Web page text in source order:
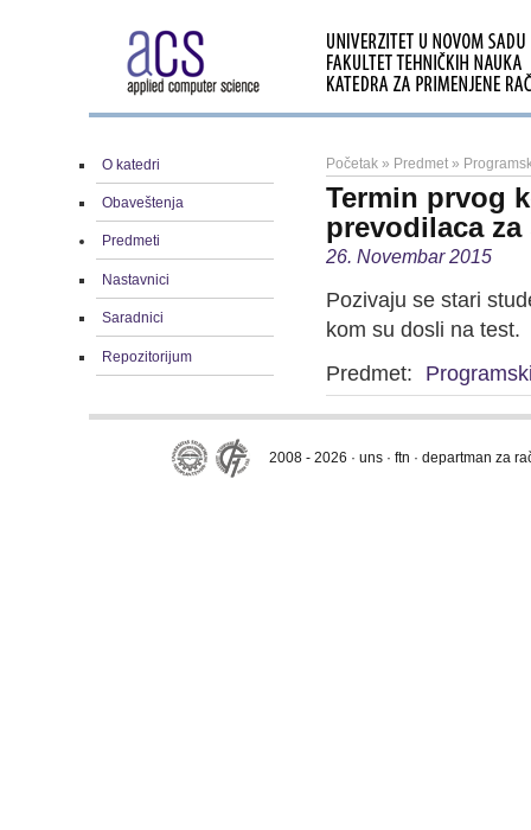
O katedri
Obaveštenja
Predmeti
Nastavnici
Saradnici
Repozitorijum
Početak » Predmet »
Termin prvog
prevodilaca
26. Novembar 2015
Pozivaju se stari
kom su dosli na test.
Predmet:
2008 - 2026 · uns · ftn · departman za